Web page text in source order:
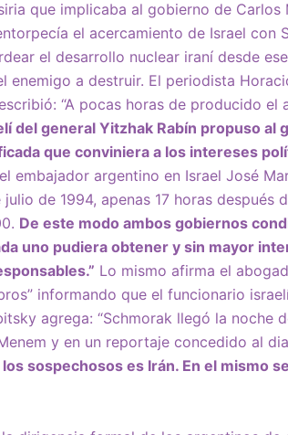
que implicaba al gobierno de Carlos
el acercamiento de Israel con
el desarrollo nuclear iraní desde
enemigo a destruir. El periodista
“A pocas horas de producido el
del general Yitzhak Rabín propuso al
que conviniera a los intereses
embajador argentino en Israel José
de 1994, apenas 17 horas después
De este modo ambos gobiernos
uno pudiera obtener y sin mayor
Lo mismo afirma el
informando que el funcionario
agrega: “Schmorak llegó la noche
y en un reportaje concedido al
sospechosos es Irán. En el mismo